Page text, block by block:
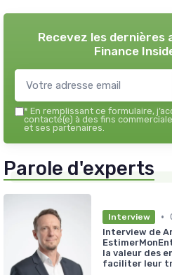
Recevez les dernières
Finance
* En remplissant ce formulaire,
contacté(e) à des fins
et ses partenaires.
Parole d'experts
Interview •
Interview de
la valeur des
faciliter leur